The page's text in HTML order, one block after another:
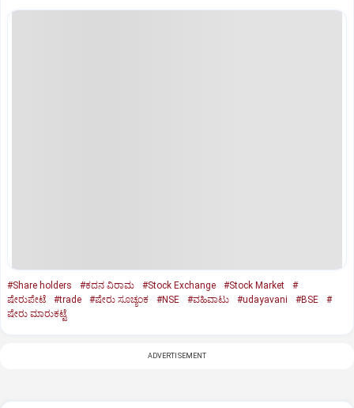
#Share holders #ಕದನ ವಿರಾಮ #Stock Exchange #Stock Market
#
ಷೇರುಪೇಟೆ
#trade #ಷೇರು ಸೂಚ್ಯಂಕ #NSE #ವಹಿವಾಟು #udayavani #BSE
#
ಷೇರು ಮಾರುಕಟ್ಟೆ
ADVERTISEMENT